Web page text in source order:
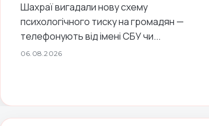
Шахраї вигадали нову схему
психологічного тиску на громадян —
телефонують від імені СБУ чи...
06.08.2026